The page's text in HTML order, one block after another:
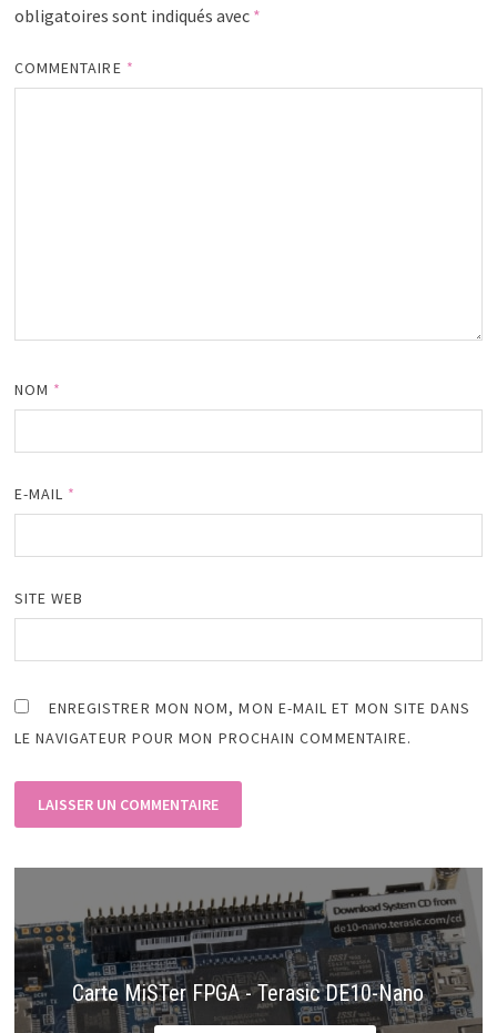
obligatoires sont indiqués avec *
COMMENTAIRE *
NOM *
E-MAIL *
SITE WEB
ENREGISTRER MON NOM, MON E-MAIL ET MON SITE DANS
LE NAVIGATEUR POUR MON PROCHAIN COMMENTAIRE.
Carte MiSTer FPGA - Terasic DE10-Nano